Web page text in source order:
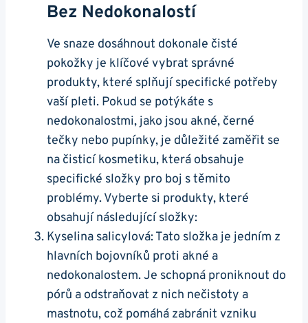
Bez ⁤nedokonalostí
Ve snaze​ dosáhnout dokonale čisté
pokožky​ je ⁣klíčové vybrat správné​
produkty, které splňují specifické potřeby
vaší pleti.⁤ Pokud se potýkáte s⁤
nedokonalostmi, jako jsou akné,⁣ černé
tečky nebo pupínky, je důležité zaměřit se
na‍ čisticí ​kosmetiku, která obsahuje
specifické⁢ složky pro boj s těmito
problémy.​ Vyberte si‍ produkty, ⁣které
obsahují následující složky:
Kyselina salicylová: Tato⁢ složka je jedním z ​
hlavních bojovníků⁤ proti akné a
nedokonalostem. Je schopná proniknout do
pórů a odstraňovat⁣ z nich nečistoty a⁢
mastnotu, což ​pomáhá zabránit vzniku